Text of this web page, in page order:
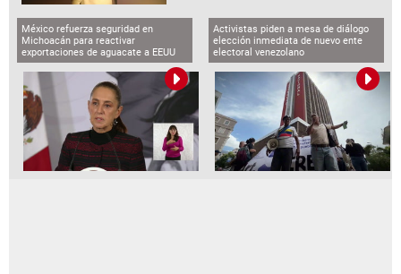
México refuerza seguridad en
Michoacán para reactivar
exportaciones de aguacate a EEUU
Activistas piden a mesa de diálogo
elección inmediata de nuevo ente
electoral venezolano